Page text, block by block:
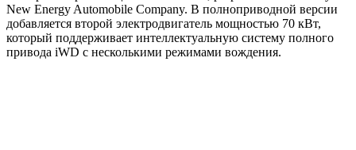
New Energy Automobile Company. В полноприводной версии
добавляется второй электродвигатель мощностью 70 кВт,
который поддерживает интеллектуальную систему полного
привода iWD с несколькими режимами вождения.